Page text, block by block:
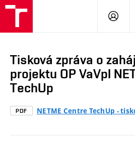
Tisková zpráva o
projektu OP VaVpI
TechUp
PDF NETME Centre TechUp -